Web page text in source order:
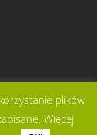
plików
Więcej